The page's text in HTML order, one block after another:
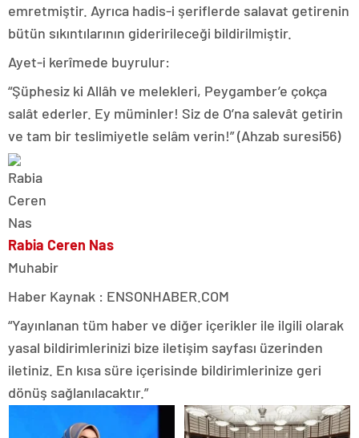
emretmiştir. Ayrıca hadis-i şeriflerde salavat getirenin
bütün sıkıntılarının gideririleceği bildirilmiştir.
Ayet-i kerîmede buyrulur:
“Şüphesiz ki Allâh ve melekleri, Peygamber’e çokça
salât ederler. Ey müminler! Siz de O’na salevât getirin
ve tam bir teslimiyetle selâm verin!” (Ahzab suresi56)
Rabia Ceren Nas
Muhabir
Haber Kaynak : ENSONHABER.COM
“Yayınlanan tüm haber ve diğer içerikler ile ilgili olarak
yasal bildirimlerinizi bize iletişim sayfası üzerinden
iletiniz. En kısa süre içerisinde bildirimlerinize geri
dönüş sağlanılacaktır.”